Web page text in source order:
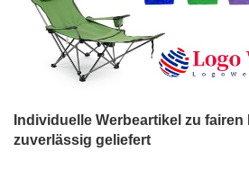
Individuelle Werbeartikel zu fairen
zuverlässig geliefert